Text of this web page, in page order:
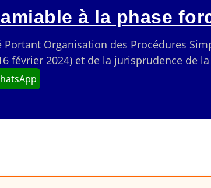
à la phase
Organisation des Procédures
février 2024) et de la jurisprudence de la